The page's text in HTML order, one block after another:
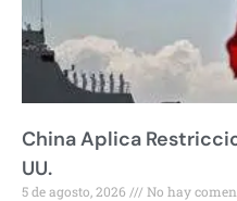
China Aplica
UU.
5 de agosto, 2026 No hay